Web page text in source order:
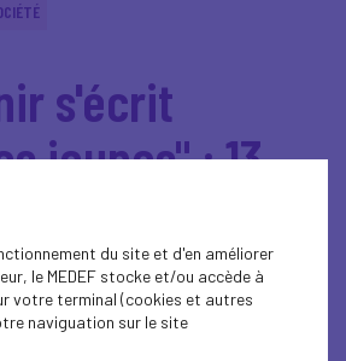
s'écrit
jeunes" : 13
en
ladu site et d'en améliorer
le MEDEF stocke et/ou accède à
votre terminal (cookies et autres
naviguation sur le site